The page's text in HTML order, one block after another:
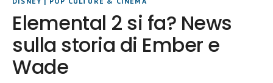
Elemental 2 si fa? News
sulla storia di Ember e
Wade